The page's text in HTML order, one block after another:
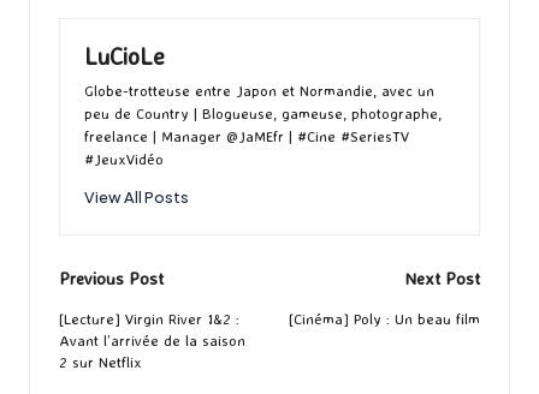
LuCioLe
Globe-trotteuse entre Japon et Normandie, avec un
peu de Country | Blogueuse, gameuse, photographe,
freelance | Manager @JaMEfr | #Cine #SeriesTV
#JeuxVidéo
View All Posts
Post
navigation
Previous Post
[Lecture] Virgin River 1&2 :
Avant l’arrivée de la saison
2 sur Netflix
Next Post
[Cinéma] Poly : Un beau film